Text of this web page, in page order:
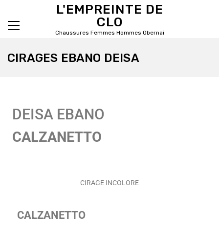
L'EMPREINTE DE
CLO
Chaussures Femmes Hommes Obernai
Primary Menu
CIRAGES EBANO DEISA
DEISA EBANO
CALZANETTO
CIRAGE INCOLORE
CALZANETTO